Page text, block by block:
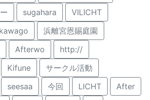
sugahara
VILICHT
浜離宮恩賜庭園
Afterwo
http://
Kifune
サークル活動
seesaa 今回 LICHT
After